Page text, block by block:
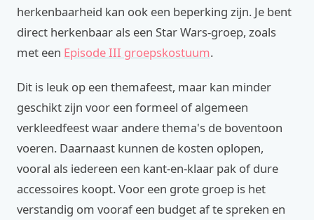
herkenbaarheid kan ook een beperking zijn. Je bent
direct herkenbaar als een Star Wars-groep, zoals
met een Episode III groepskostuum.
Dit is leuk op een themafeest, maar kan minder
geschikt zijn voor een formeel of algemeen
verkleedfeest waar andere thema's de boventoon
voeren. Daarnaast kunnen de kosten oplopen,
vooral als iedereen een kant-en-klaar pak of dure
accessoires koopt. Voor een grote groep is het
verstandig om vooraf een budget af te spreken en